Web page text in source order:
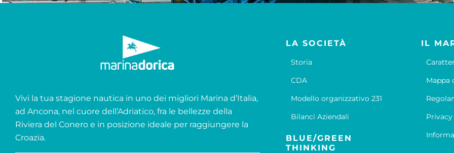
Vivi la tua stagione nautica in uno dei migliori Marina d’Italia,
ad Ancona, nel cuore dell’Adriatico, fra le bellezze della
Riviera del Conero e in posizione ideale per raggiungere la
Croazia.
LA SOCIETÀ
Storia
CDA
Modello organizzativo 231
Bilanci Aziendali
BLUE/GREEN
THINKING
IL
Mappa